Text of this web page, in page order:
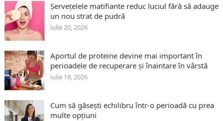
Șervețelele matifiante reduc luciul fără să adauge
un nou strat de pudră
iulie 20, 2026
Aportul de proteine devine mai important în
perioadele de recuperare și înaintare în vârstă
iulie 19, 2026
Cum să găsești echilibru într-o perioadă cu prea
multe opțiuni